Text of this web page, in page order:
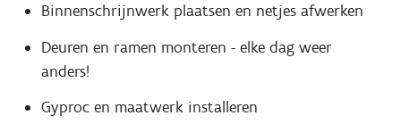
Binnenschrijnwerk plaatsen en netjes afwerken
Deuren en ramen monteren - elke dag weer
anders!
Gyproc en maatwerk installeren